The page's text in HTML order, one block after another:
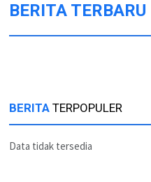
BERITA TERBARU
BERITA TERPOPULER
Data tidak tersedia